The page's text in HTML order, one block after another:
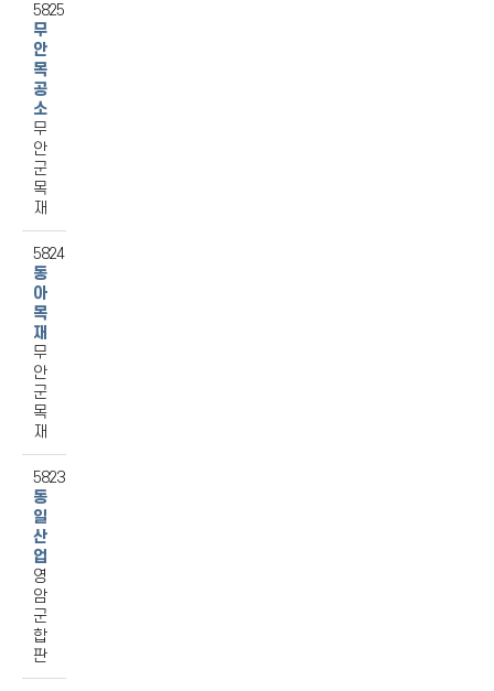
5825
무
안
목
공
소
무
안
군
목
재
5824
동
아
목
재
무
안
군
목
재
5823
동
일
산
업
영
암
군
합
판